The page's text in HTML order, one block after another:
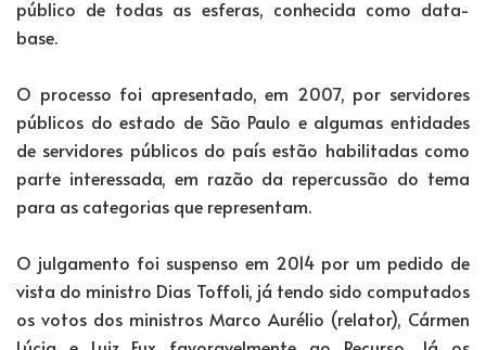
público de todas as esferas, conhecida como data-
base.
O processo foi apresentado, em 2007, por servidores
públicos do estado de São Paulo e algumas entidades
de servidores públicos do país estão habilitadas como
parte interessada, em razão da repercussão do tema
para as categorias que representam.
O julgamento foi suspenso em 2014 por um pedido de
vista do ministro Dias Toffoli, já tendo sido computados
os votos dos ministros Marco Aurélio (relator), Cármen